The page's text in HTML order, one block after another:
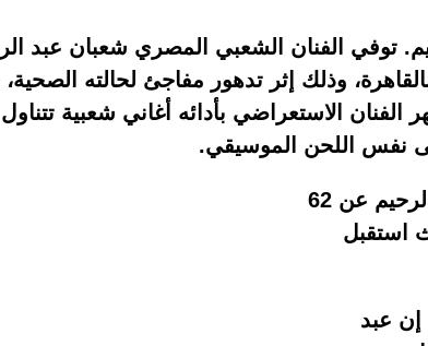
توفي الفنان الشعبي المصري شعبان عبد
وذلك إثر تدهور مفاجئ لحالته
الفنان الاستعراضي بأدائه أغاني شعبية تتناول
نفس اللحن الموسيقي.
توفي الفنان الشعبي المصري شعبان عبد الرحيم عن 62
استقبل
إن عبد